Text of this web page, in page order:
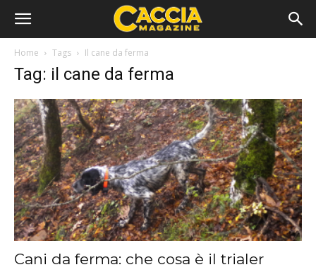
Home Tags Il cane da ferma
Tag: il cane da ferma
Cani da ferma: che cosa è il trialer